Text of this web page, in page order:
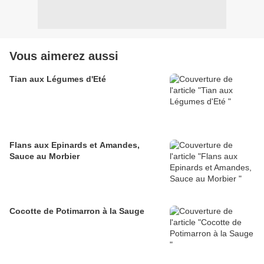
Vous aimerez aussi
Tian aux Légumes d'Eté
Flans aux Epinards et Amandes,
Sauce au Morbier
Cocotte de Potimarron à la Sauge